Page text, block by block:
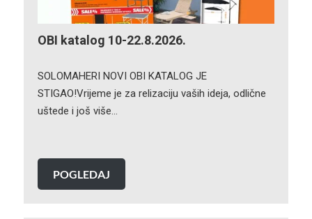
OBI katalog 10-22.8.2026.
SOLOMAHERI NOVI OBI KATALOG JE
STIGAO!Vrijeme je za relizaciju vaših ideja, odlične
uštede i još više…
POGLEDAJ